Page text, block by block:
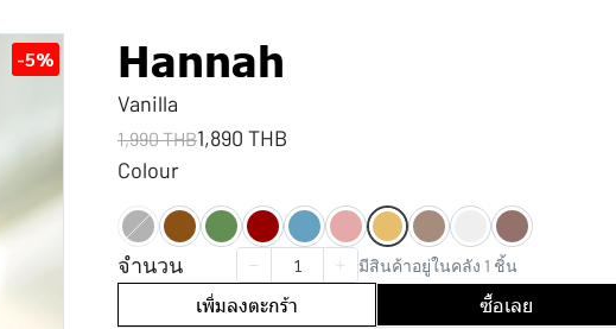
-5% Hannah
Vanilla
1,990 THB1,890 THB
Colour
จำนวน มีสินค้าอยู่ในคลัง 1 ชิ้น
เพิ่มลงตะกร้า ซื้อเลย